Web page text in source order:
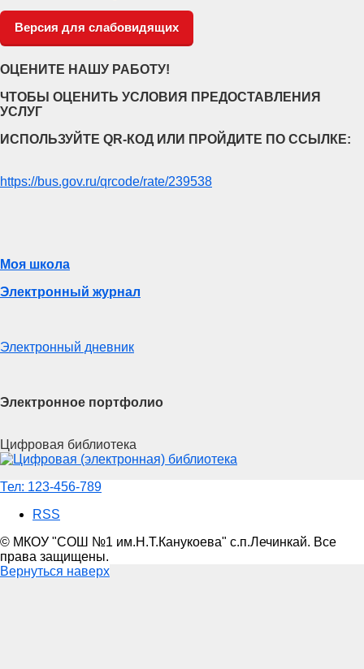
Версия для слабовидящих
ОЦЕНИТЕ НАШУ РАБОТУ!
ЧТОБЫ ОЦЕНИТЬ УСЛОВИЯ ПРЕДОСТАВЛЕНИЯ
УСЛУГ
ИСПОЛЬЗУЙТЕ QR-КОД ИЛИ ПРОЙДИТЕ ПО ССЫЛКЕ:
https://bus.gov.ru/qrcode/rate/239538
Моя школа
Электронный журнал
Электронный дневник
Электронное портфолио
Цифровая библиотека
Тел: 123-456-789
RSS
© МКОУ "СОШ №1 им.Н.Т.Канукоева" с.п.Лечинкай. Все
права защищены.
Вернуться наверх